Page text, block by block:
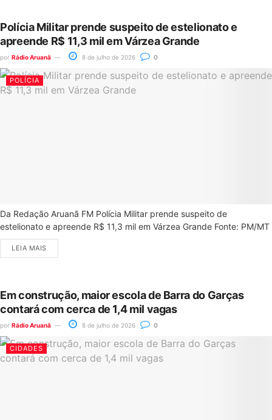
Polícia Militar prende suspeito de estelionato e
apreende R$ 11,3 mil em Várzea Grande
por Rádio Aruanã 8 de julho de 2026 0
POLÍCIA
Da Redação Aruanã FM Polícia Militar prende suspeito de
estelionato e apreende R$ 11,3 mil em Várzea Grande Fonte: PM/MT
LEIA MAIS
Em construção, maior escola de Barra do Garças
contará com cerca de 1,4 mil vagas
por Rádio Aruanã 8 de julho de 2026 0
CIDADES